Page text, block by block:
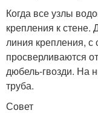
Когда все узлы
крепления к стене.
линия крепления,
просверливаются
дюбель-гвозди. На
труба.
Совет